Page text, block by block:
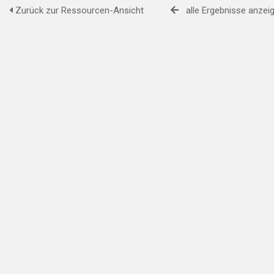
Zurück zur Ressourcen-Ansicht alle Ergebnisse